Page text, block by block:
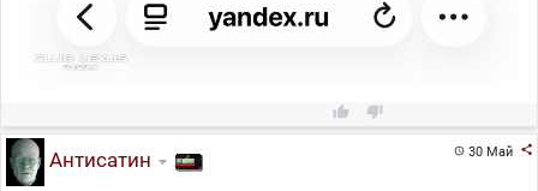
 
30 Май 
Антисатин